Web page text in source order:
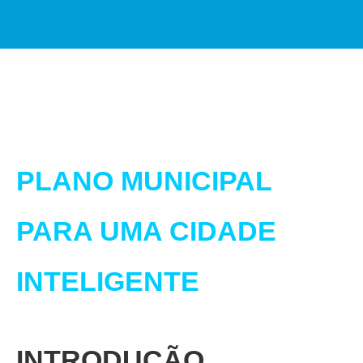
PLANO MUNICIPAL
PARA UMA CIDADE
INTELIGENTE